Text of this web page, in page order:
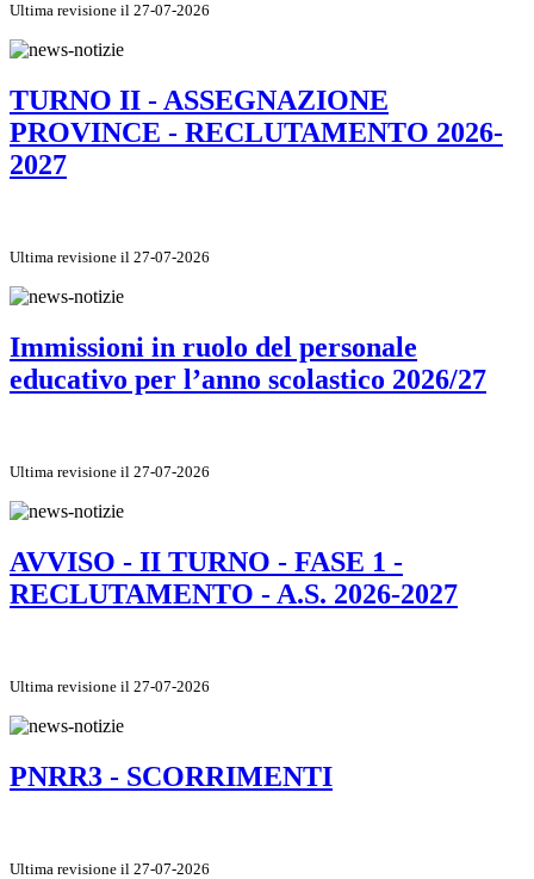
Ultima revisione il 27-07-2026
TURNO II - ASSEGNAZIONE
PROVINCE - RECLUTAMENTO 2026-
2027
Ultima revisione il 27-07-2026
Immissioni in ruolo del personale
educativo per l’anno scolastico 2026/27
Ultima revisione il 27-07-2026
AVVISO - II TURNO - FASE 1 -
RECLUTAMENTO - A.S. 2026-2027
Ultima revisione il 27-07-2026
PNRR3 - SCORRIMENTI
Ultima revisione il 27-07-2026